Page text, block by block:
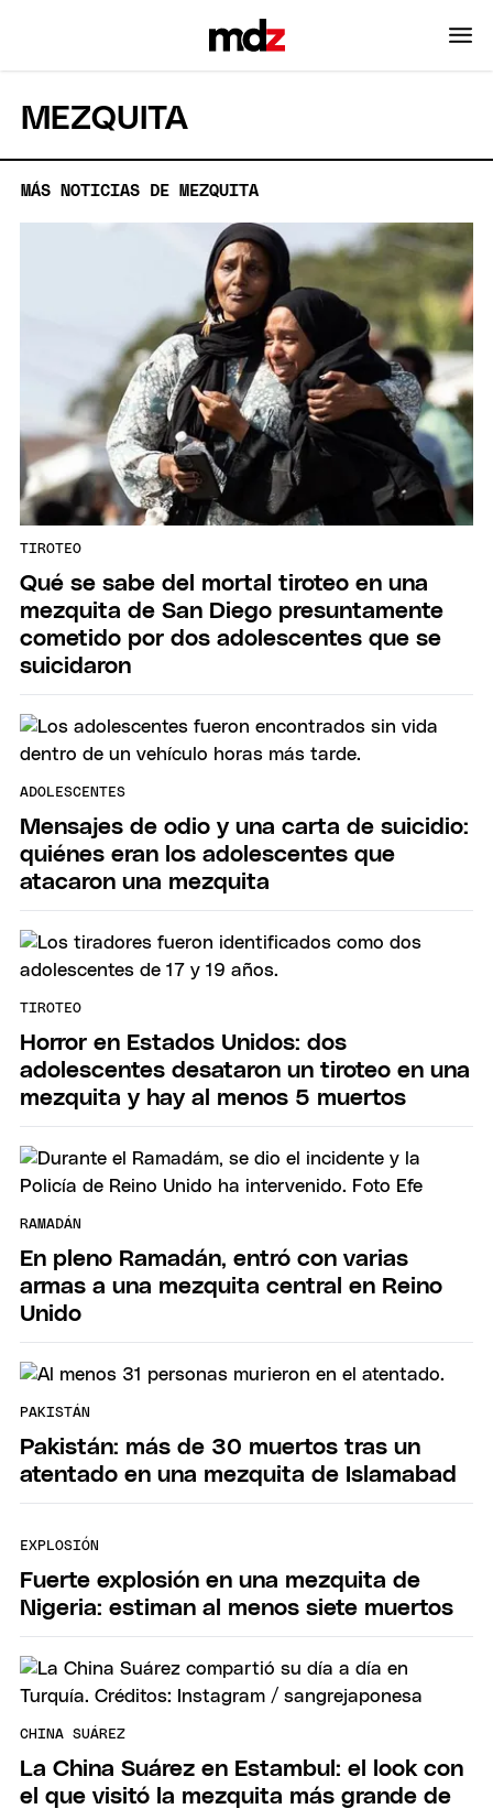
MEZQUITA
MÁS NOTICIAS DE MEZQUITA
TIROTEO
Qué se sabe del mortal tiroteo en una
mezquita de San Diego presuntamente
cometido por dos adolescentes que se
suicidaron
ADOLESCENTES
Mensajes de odio y una carta de suicidio:
quiénes eran los adolescentes que
atacaron una mezquita
TIROTEO
Horror en Estados Unidos: dos
adolescentes desataron un tiroteo en una
mezquita y hay al menos 5 muertos
RAMADÁN
En pleno Ramadán, entró con varias
armas a una mezquita central en Reino
Unido
PAKISTÁN
Pakistán: más de 30 muertos tras un
atentado en una mezquita de Islamabad
EXPLOSIÓN
Fuerte explosión en una mezquita de
Nigeria: estiman al menos siete muertos
CHINA SUÁREZ
La China Suárez en Estambul: el look con
el que visitó la mezquita más grande de